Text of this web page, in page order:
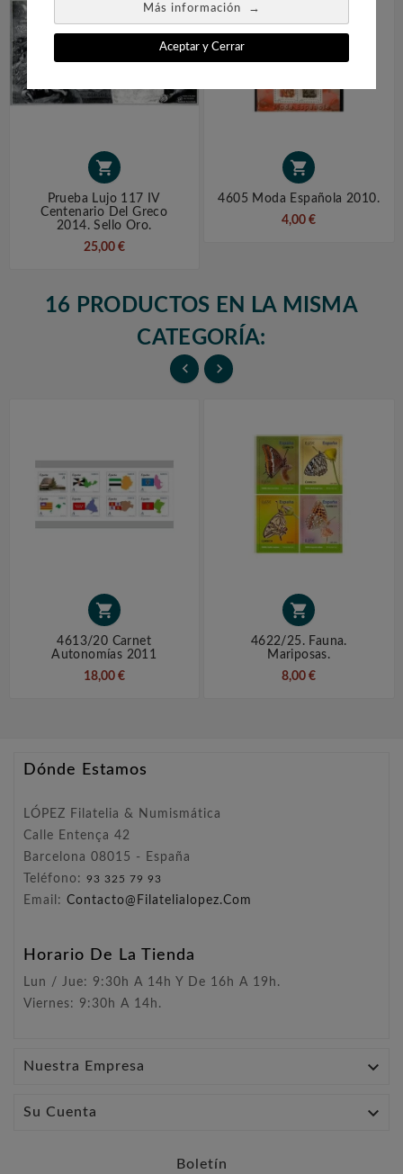
Más información →
Aceptar y Cerrar

Prueba Lujo 117 IV
Centenario Del Greco
2014. Sello Oro.
25,00 €

4605 Moda Española 2010.
4,00 €
16 PRODUCTOS EN LA MISMA
CATEGORÍA:
 

4613/20 Carnet
Autonomías 2011
18,00 €

4622/25. Fauna.
Mariposas.
8,00 €
Dónde Estamos
LÓPEZ Filatelia & Numismática
Calle Entença 42
Barcelona 08015 - España
Teléfono: 93 325 79 93
Email: Contacto@filatelialopez.com
Horario De La Tienda
Lun / Jue: 9:30h A 14h Y De 16h A 19h.
Viernes: 9:30h A 14h.
Nuestra Empresa 
Su Cuenta 
Boletín